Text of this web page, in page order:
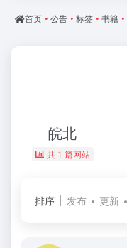
首页 • 公告 • 标签 • 书籍 •
皖北
共 1 篇网站
排序 发布 更新